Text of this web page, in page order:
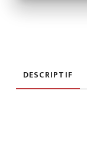
DESCRIPTIF